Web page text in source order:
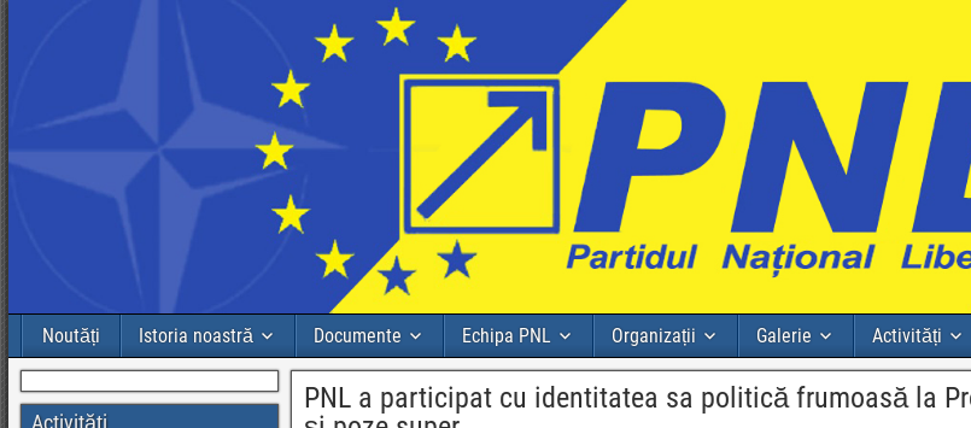
Noutăți Istoria noastră Documente Echipa PNL Organizații Galerie Activități
PNL a participat cu identitatea sa politică frumoasă la
Activități